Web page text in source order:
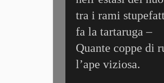
tra i rami
fa la tartaruga –
Quante coppe di
l’ape viziosa.